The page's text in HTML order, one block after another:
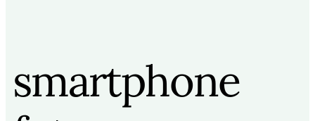
smartphone